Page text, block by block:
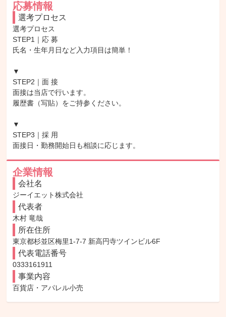
応募情報
選考プロセス
選考プロセス
STEP1｜応 募
氏名・生年月日など入力項目は簡単！
▼
STEP2｜面 接
面接は当店で行います。
履歴書（写貼）をご持参ください。
▼
STEP3｜採 用
面接日・勤務開始日も相談に応じます。
企業情報
会社名
ジーイエット株式会社
代表者
木村 竜哉
所在住所
東京都杉並区梅里1-7-7 新高円寺ツインビル6F
代表電話番号
0333161911
事業内容
百貨店・アパレル小売